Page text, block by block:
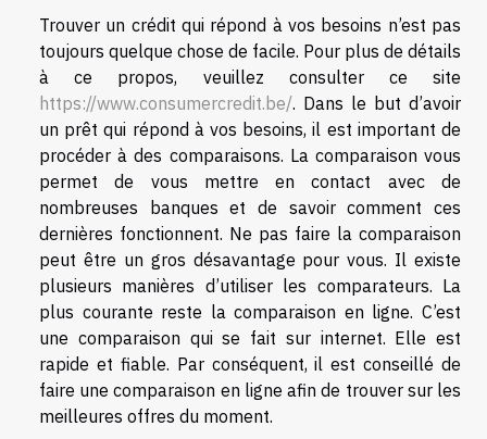
Trouver un crédit qui répond à vos besoins n’est pas
toujours quelque chose de facile. Pour plus de détails
à ce propos, veuillez consulter ce site
https://www.consumercredit.be/. Dans le but d’avoir
un prêt qui répond à vos besoins, il est important de
procéder à des comparaisons. La comparaison vous
permet de vous mettre en contact avec de
nombreuses banques et de savoir comment ces
dernières fonctionnent. Ne pas faire la comparaison
peut être un gros désavantage pour vous. Il existe
plusieurs manières d’utiliser les comparateurs. La
plus courante reste la comparaison en ligne. C’est
une comparaison qui se fait sur internet. Elle est
rapide et fiable. Par conséquent, il est conseillé de
faire une comparaison en ligne afin de trouver sur les
meilleures offres du moment.